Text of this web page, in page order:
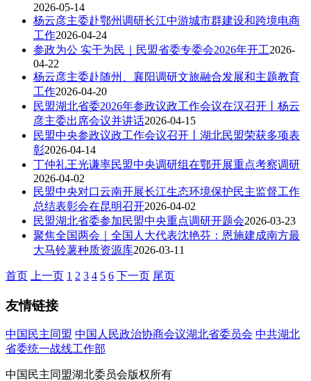
2026-05-14
杨云彦主委赴鄂州调研长江中游城市群建设和跨境电商
工作2026-04-24
参政为公 实干为民｜民盟省委专委会2026年开工2026-
04-22
杨云彦主委赴随州、襄阳调研文旅融合发展和主题教育
工作2026-04-20
民盟湖北省委2026年参政议政工作会议在汉召开丨杨云
彦主委出席会议并讲话2026-04-15
民盟中央参政议政工作会议召开丨湖北民盟荣获多项表
彰2026-04-14
丁仲礼王光谦率民盟中央调研组在鄂开展重点考察调研
2026-04-02
民盟中央对口云南开展长江生态环境保护民主监督工作
总结表彰会在昆明召开2026-04-02
民盟湖北省委参加民盟中央重点调研开题会2026-03-23
聚焦全国两会｜全国人大代表沈艳芬：恩施建成南方最
大马铃薯种质资源库2026-03-11
首页 上一页 1 2 3 4 5 6 下一页 尾页
友情链接
中国民主同盟 中国人民政治协商会议湖北省委员会 中共湖北
省委统一战线工作部
中国民主同盟湖北委员会版权所有